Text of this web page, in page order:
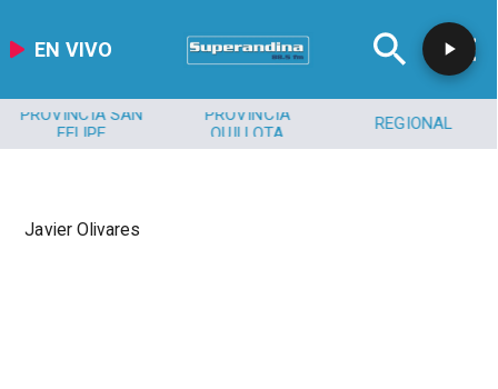
EN VIVO
PROVINCIA SAN
FELIPE
PROVINCIA
QUILLOTA
REGIONAL
Javier Olivares